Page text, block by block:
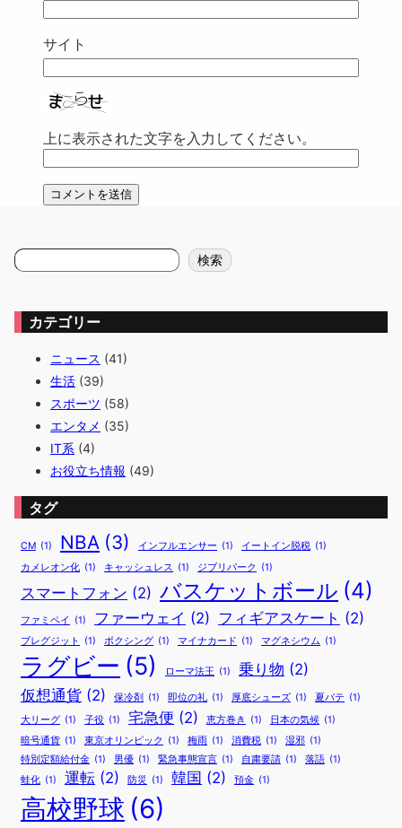
サイト
上に表示された文字を入力してください。
検
索
検索
カテゴリー
ニュース (41)
生活 (39)
スポーツ (58)
エンタメ (35)
IT系 (4)
お役立ち情報 (49)
タグ
CM (1) NBA (3) インフルエンサー (1) イートイン脱税 (1)
カメレオン化 (1) キャッシュレス (1) ジブリパーク (1)
スマートフォン (2) バスケットボール (4)
ファミペイ (1) ファーウェイ (2) フィギアスケート (2)
ブレグジット (1) ボクシング (1) マイナカード (1) マグネシウム (1)
ラグビー (5) ローマ法王 (1) 乗り物 (2)
仮想通貨 (2) 保冷剤 (1) 即位の礼 (1) 厚底シューズ (1) 夏バテ (1)
大リーグ (1) 子役 (1) 宅急便 (2) 恵方巻き (1) 日本の気候 (1)
暗号通貨 (1) 東京オリンピック (1) 梅雨 (1) 消費税 (1) 湿邪 (1)
特別定額給付金 (1) 男優 (1) 緊急事態宣言 (1) 自粛要請 (1) 落語 (1)
蛙化 (1) 運転 (2) 防災 (1) 韓国 (2) 預金 (1)
高校野球 (6)